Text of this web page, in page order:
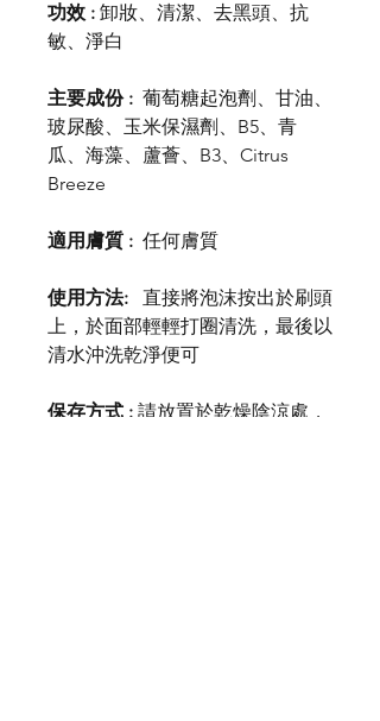
功效 : 卸妝、清潔、去黑頭、抗
敏、淨白
主要成份 : 葡萄糖起泡劑、甘油、
玻尿酸、玉米保濕劑、B5、青
瓜、海藻、蘆薈、B3、Citrus
Breeze
適用膚質 : 任何膚質
使用方法: 直接將泡沫按出於刷頭
上，於面部輕輕打圈清洗，最後以
清水沖洗乾淨便可
保存方式 : 請放置於乾燥陰涼處，